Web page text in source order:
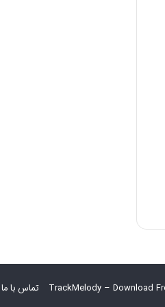
TrackMelody – Download تماس با ما